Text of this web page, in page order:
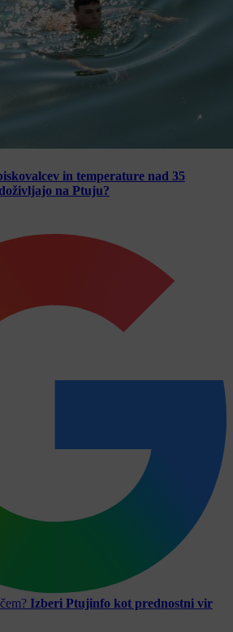
in temperature nad 35
na Ptuju?
Izberi Ptujinfo kot prednostni vir